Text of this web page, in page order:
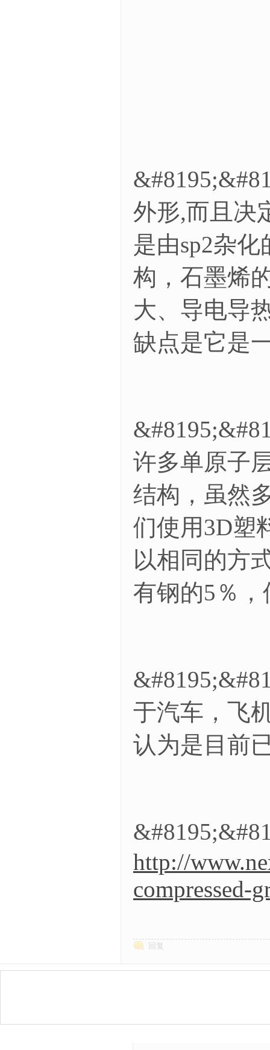
外形,而且决
是由sp2杂
构，石墨烯
大、导电导
缺点是它是
许多单原子
结构，虽然
们使用3D塑
以相同的方
有钢的5％
于汽车，飞
认为是目前
http://
compressed-
回复